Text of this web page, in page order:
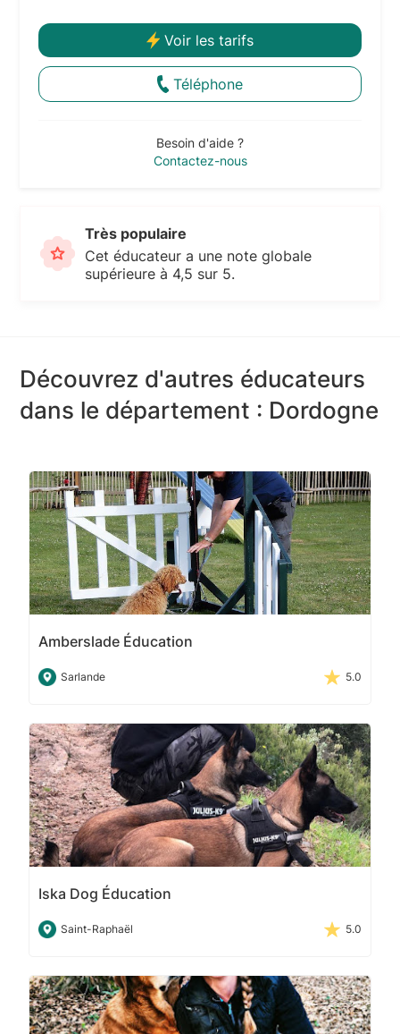
Voir les tarifs
Téléphone
Besoin d'aide ?
Contactez-nous
Très populaire
Cet éducateur a une note globale
supérieure à 4,5 sur 5.
Découvrez d'autres éducateurs
dans le département : Dordogne
Amberslade Éducation
Sarlande 5.0
Iska Dog Éducation
Saint-Raphaël 5.0